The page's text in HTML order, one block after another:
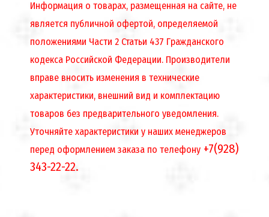
Информация о товарах, размещенная на сайте, не
является публичной офертой, определяемой
положениями Части 2 Статьи 437 Гражданского
кодекса Российской Федерации. Производители
вправе вносить изменения в технические
характеристики, внешний вид и комплектацию
товаров без предварительного уведомления.
Уточняйте характеристики у наших менеджеров
перед оформлением заказа по телефону +7(928)
343-22-22.